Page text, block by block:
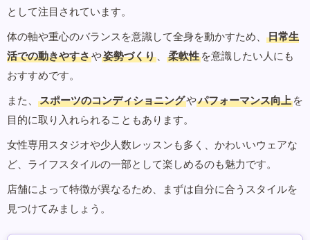
として注目されています。
体の軸や重心のバランスを意識して全身を動かすため、
日常生
活での動きやすさや姿勢づくり 、 柔軟性 を意識したい人にも
おすすめです。
また、
スポーツのコンディショニングやパフォーマンス向上 を
目的に取り入れられることもあります。
女性専用スタジオや少人数レッスンも多く、かわいいウェアな
ど、ライフスタイルの一部として楽しめるのも魅力です。
店舗によって特徴が異なるため、まずは自分に合うスタイルを
見つけてみましょう。